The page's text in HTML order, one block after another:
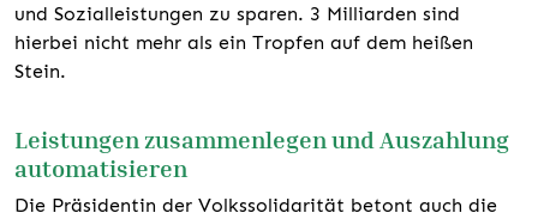
und Sozialleistungen zu sparen. 3 Milliarden sind
hierbei nicht mehr als ein Tropfen auf dem heißen
Stein.
Leistungen zusammenlegen und Auszahlung
automatisieren
Die Präsidentin der Volkssolidarität betont auch die